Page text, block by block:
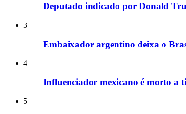
Deputado indicado por Donald
3
Embaixador argentino deixa o
4
Influenciador mexicano é morto a
5